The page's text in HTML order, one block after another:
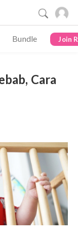
Bundle Join
Cara